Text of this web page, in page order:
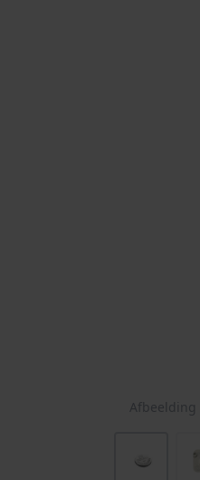
Afbeelding